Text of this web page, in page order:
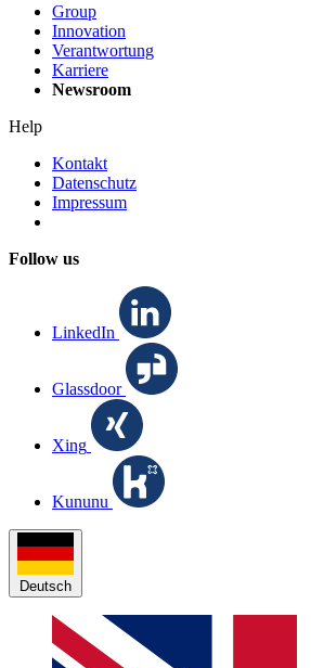
Group
Innovation
Verantwortung
Karriere
Newsroom
Help
Kontakt
Datenschutz
Impressum
Follow us
LinkedIn
Glassdoor
Xing
Kununu
Deutsch